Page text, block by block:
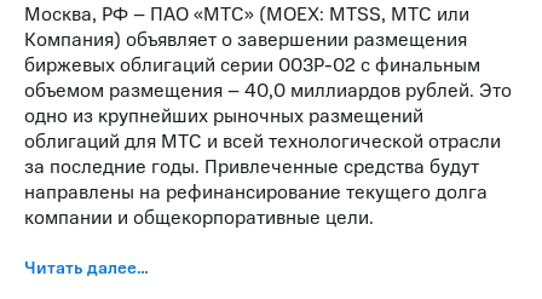
Москва, РФ – ПАО «МТС» (MOEX: MTSS, МТС или
Компания) объявляет о завершении размещения
биржевых облигаций серии 003Р-02 с финальным
объемом размещения – 40,0 миллиардов рублей. Это
одно из крупнейших рыночных размещений
облигаций для МТС и всей технологической отрасли
за последние годы. Привлеченные средства будут
направлены на рефинансирование текущего долга
компании и общекорпоративные цели.
Читать далее…